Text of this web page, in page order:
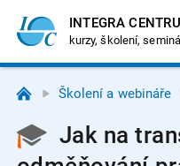
INTEGRA
kurzy, školení,
Školení a webináře
Jak na